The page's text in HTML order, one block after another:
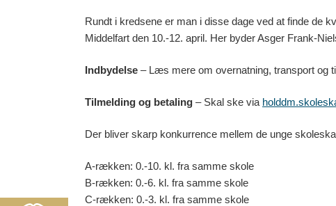
Rundt i kredsene er man i disse dage ved at finde de
Middelfart den 10.-12. april. Her byder Asger Frank-
Indbydelse – Læs mere om overnatning, transport og
Tilmelding og betaling – Skal ske via
Der bliver skarp konkurrence mellem de unge
A-rækken: 0.-10. kl. fra samme skole
B-rækken: 0.-6. kl. fra samme skole
C-rækken: 0.-3. kl. fra samme skole